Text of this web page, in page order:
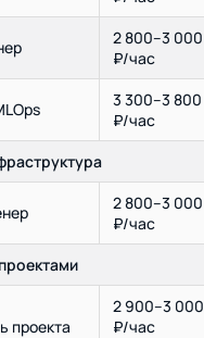
2 800–3 000
₽/час
3 300–3 800
₽/час
2 800–3 000
₽/час
проекта
2 900–3 000
₽/час